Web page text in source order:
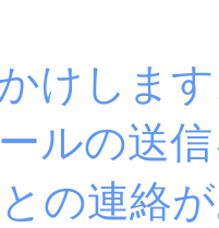
けしま
ルの送
の連絡